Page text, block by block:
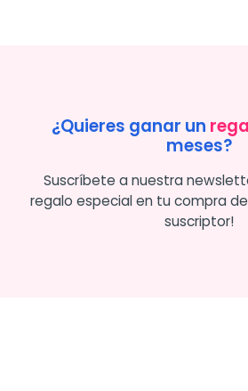
¿Quieres ganar un
meses?
Suscríbete a nuestra
regalo especial en tu compra
suscriptor!